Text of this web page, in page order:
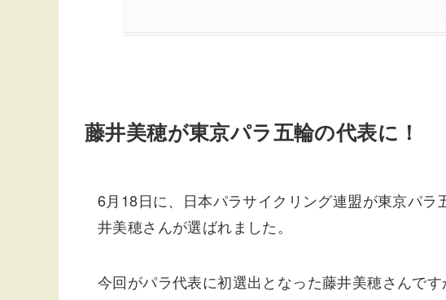
藤井美穂が東京パラ五輪の代表に！
6月18日に、日本パラサイクリング連盟が東京パ
井美穂さんが選ばれました。
今回がパラ代表に初選出となった藤井美穂さんで